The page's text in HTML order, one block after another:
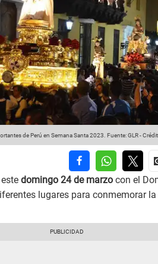
de Perú en Semana Santa 2023. Fuente: GLR-
domingo 24 de marzo con el
lugares para conmemorar la